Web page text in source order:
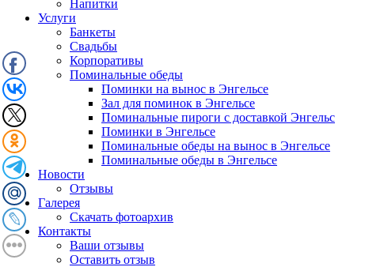
Напитки
Услуги
Банкеты
Свадьбы
Корпоративы
Поминальные обеды
Поминки на вынос в Энгельсе
Зал для поминок в Энгельсе
Поминальные пироги с доставкой Энгельс
Поминки в Энгельсе
Поминальные обеды на вынос в Энгельсе
Поминальные обеды в Энгельсе
Новости
Отзывы
Галерея
Скачать фотоархив
Контакты
Ваши отзывы
Оставить отзыв